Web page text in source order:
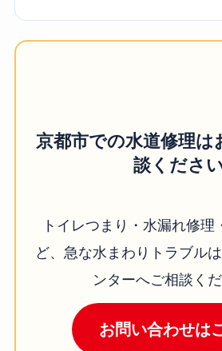
京都市での水道修理は
談くださ
トイレつまり・水漏れ修理
ど、急な水まわりトラブル
ンターへご相談くだ
お問い合わせは